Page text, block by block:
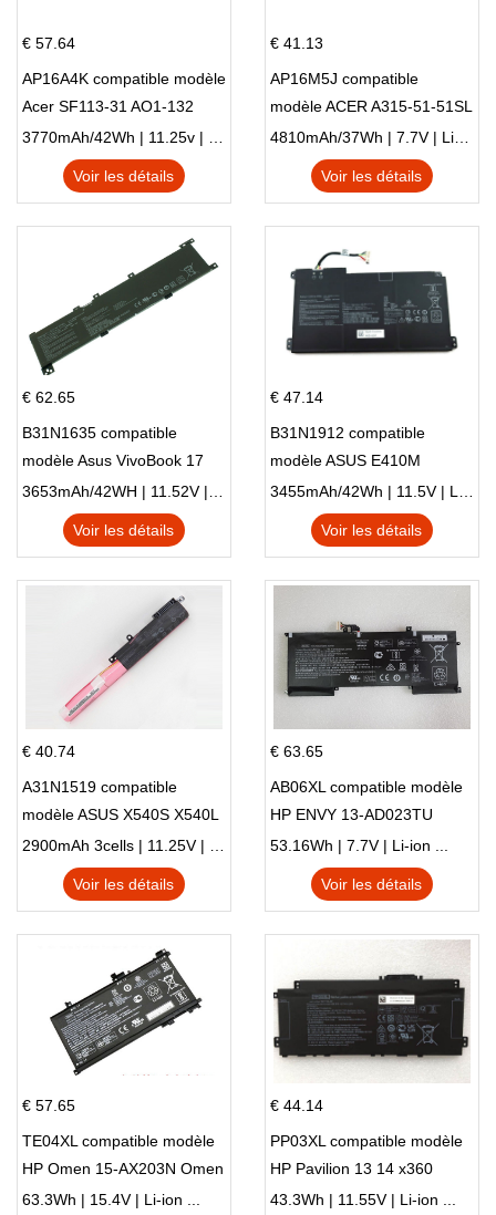
€ 57.64
AP16A4K compatible modèle
Acer SF113-31 AO1-132
NE132
3770mAh/42Wh | 11.25v | Li-ion ...
Voir les détails
€ 41.13
AP16M5J compatible
modèle ACER A315-51-51SL
N17Q1 SERIES
4810mAh/37Wh | 7.7V | Li-ion ...
Voir les détails
€ 62.65
B31N1635 compatible
modèle Asus VivoBook 17
X705NC X705UA X705UV
X705UN X705UD
3653mAh/42WH | 11.52V | Li-ion ...
Voir les détails
€ 47.14
B31N1912 compatible
modèle ASUS E410M
E410MA L410MA
3455mAh/42Wh | 11.5V | Li-ion ...
Voir les détails
€ 40.74
A31N1519 compatible
modèle ASUS X540S X540L
X540LA-SI302 X540SA
X540S
2900mAh 3cells | 11.25V | Li-ion ...
Voir les détails
€ 63.65
AB06XL compatible modèle
HP ENVY 13-AD023TU
HSTNN-DB8C 921438-855
TPN-I128
53.16Wh | 7.7V | Li-ion ...
Voir les détails
€ 57.65
TE04XL compatible modèle
HP Omen 15-AX203N Omen
15 Series Pavilion 15 Series
63.3Wh | 15.4V | Li-ion ...
€ 44.14
PP03XL compatible modèle
HP Pavilion 13 14 x360
L83388-AC1 L83388-421
43.3Wh | 11.55V | Li-ion ...